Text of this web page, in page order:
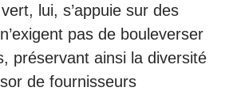
lui, s’appuie sur des
pas de bouleverser
préservant ainsi la diversité
de fournisseurs